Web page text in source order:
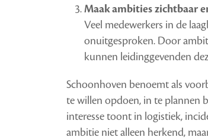
Maak ambities zichtbaar
Veel medewerkers in de
onuitgesproken. Door
kunnen leidinggevenden
Schoonhoven benoemt als
te willen opdoen, in te plannen
interesse toont in logistiek,
ambitie niet alleen herkend,